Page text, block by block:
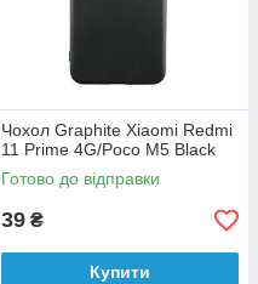
Чохол Graphite Xiaomi Redmi
11 Prime 4G/Poco M5 Black
Готово до відправки
39 ₴
Купити